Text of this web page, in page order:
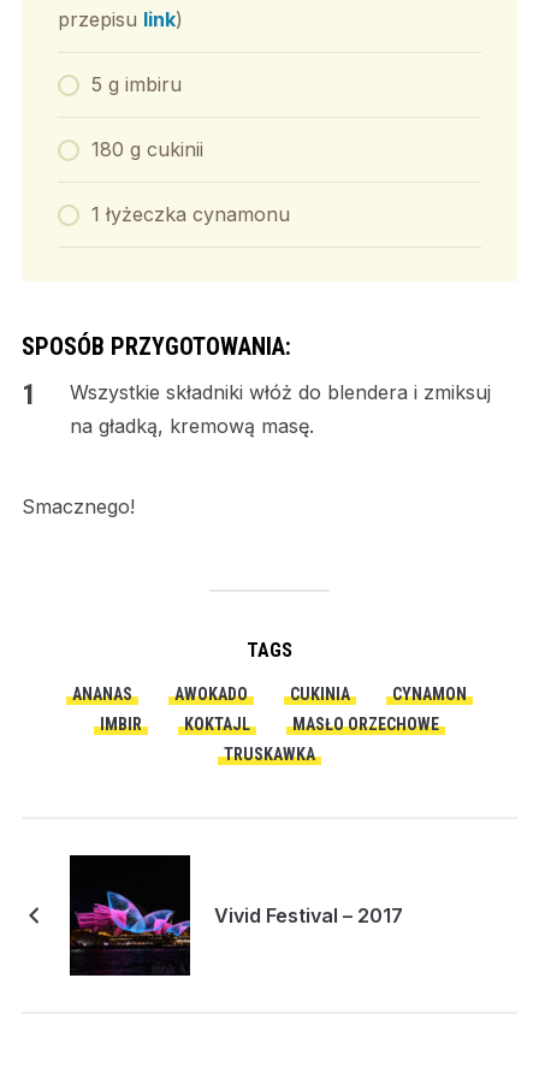
przepisu link)
5 g imbiru
180 g cukinii
1 łyżeczka cynamonu
SPOSÓB PRZYGOTOWANIA:
Wszystkie składniki włóż do blendera i zmiksuj
na gładką, kremową masę.
Smacznego!
TAGS
ANANAS AWOKADO CUKINIA
CYNAMON
IMBIR
KOKTAJL
MASŁO ORZECHOWE
TRUSKAWKA
Vivid Festival – 2017